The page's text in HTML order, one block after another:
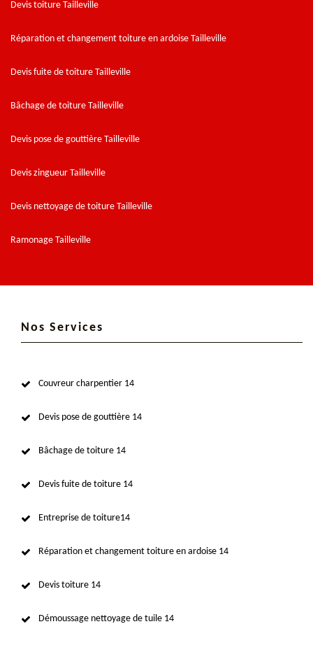
Devis toiture Tailleville
Réparation et changement toiture en ardoise Tailleville
Devis fuite de toiture Tailleville
Bâchage de toiture Tailleville
Devis pose de gouttière Tailleville
Devis zingueur Tailleville
Devis nettoyage de toiture Tailleville
Ramonage Tailleville
Nos Services
Couvreur charpentier 14
Devis pose de gouttière 14
Bâchage de toiture 14
Devis fuite de toiture 14
Entreprise de toiture14
Réparation et changement toiture en ardoise 14
Devis toiture 14
Démoussage nettoyage de tuile 14